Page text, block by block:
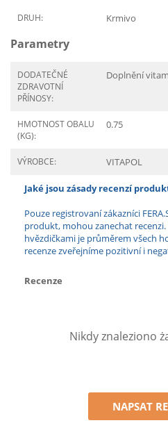
DRUH: Krmivo
Parametry
DODATEČNÉ
ZDRAVOTNÍ
PŘÍNOSY:
Doplnění
HMOTNOST OBALU
(KG):
0.75
VÝROBCE: VITAPOL
Jaké jsou zásady recenzí
Pouze registrovaní zákazníci
produkt, mohou zanechat
hvězdičkami je průměrem všech
recenze zveřejníme pozitivní i
Recenze
Nikdy znaleziono
NAPSAT